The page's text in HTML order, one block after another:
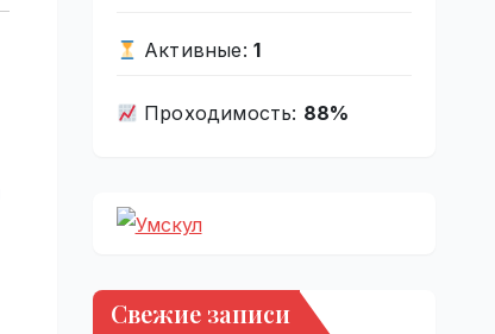
Активные: 1
Проходимость: 88%
Свежие записи